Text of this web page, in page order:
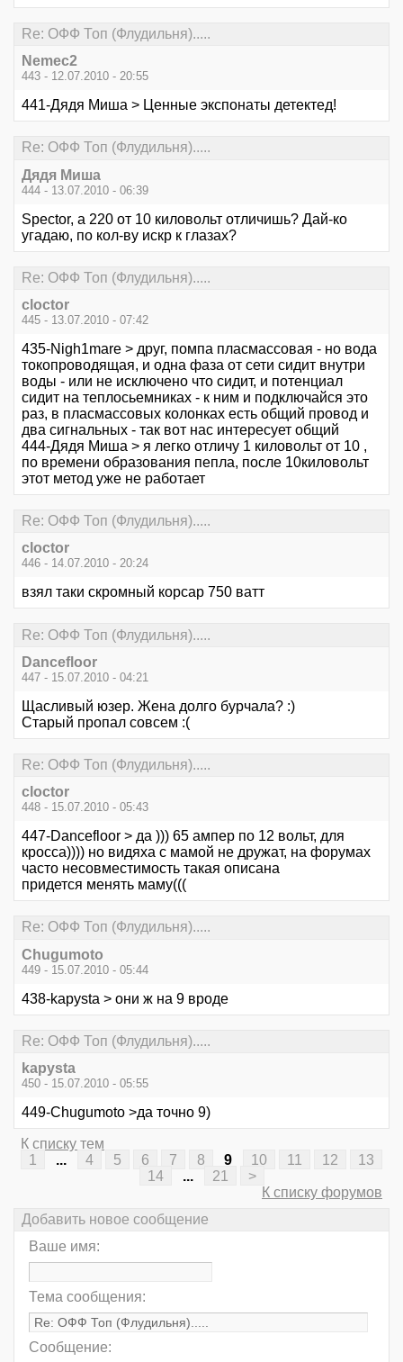
Re: ОФФ Топ (Флудильня).....
Nemec2
443 - 12.07.2010 - 20:55
441-Дядя Миша > Ценные экспонаты детектед!
Re: ОФФ Топ (Флудильня).....
Дядя Миша
444 - 13.07.2010 - 06:39
Spector, а 220 от 10 киловольт отличишь? Дай-ко
угадаю, по кол-ву искр к глазах?
Re: ОФФ Топ (Флудильня).....
cloctor
445 - 13.07.2010 - 07:42
435-Nigh1mare > друг, помпа пласмассовая - но вода
токопроводящая, и одна фаза от сети сидит внутри
воды - или не исключено что сидит, и потенциал
сидит на теплосьемниках - к ним и подключайся это
раз, в пласмассовых колонках есть общий провод и
два сигнальных - так вот нас интересует общий
444-Дядя Миша > я легко отличу 1 киловольт от 10 ,
по времени образования пепла, после 10киловольт
этот метод уже не работает
Re: ОФФ Топ (Флудильня).....
cloctor
446 - 14.07.2010 - 20:24
взял таки скромный корсар 750 ватт
Re: ОФФ Топ (Флудильня).....
Dancefloor
447 - 15.07.2010 - 04:21
Щасливый юзер. Жена долго бурчала? :)
Старый пропал совсем :(
Re: ОФФ Топ (Флудильня).....
cloctor
448 - 15.07.2010 - 05:43
447-Dancefloor > да ))) 65 ампер по 12 вольт, для
кросса)))) но видяха с мамой не дружат, на форумах
часто несовместимость такая описана
придется менять маму(((
Re: ОФФ Топ (Флудильня).....
Chugumoto
449 - 15.07.2010 - 05:44
438-kapysta > они ж на 9 вроде
Re: ОФФ Топ (Флудильня).....
kapysta
450 - 15.07.2010 - 05:55
449-Chugumoto >да точно 9)
К списку тем
1
... 4 5 6 7 8 9 10 11 12
13
14
... 21
>
К списку форумов
Добавить новое сообщение
Ваше имя:
Тема сообщения:
Сообщение: